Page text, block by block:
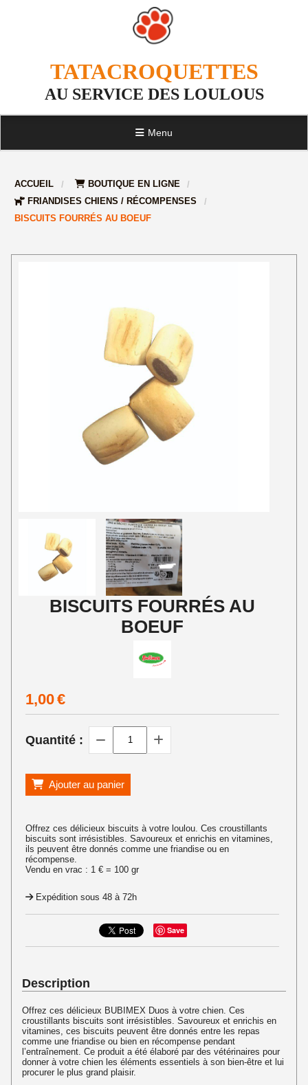
TATACROQUETTES
AU SERVICE DES LOULOUS
Menu
ACCUEIL
BOUTIQUE EN LIGNE
FRIANDISES CHIENS / RÉCOMPENSES
BISCUITS FOURRÉS AU BOEUF
BISCUITS FOURRÉS AU
BOEUF
1,00€
Quantité :
Ajouter au panier
Offrez ces délicieux biscuits à votre loulou. Ces croustillants
biscuits sont irrésistibles. Savoureux et enrichis en vitamines,
ils peuvent être donnés comme une friandise ou en
récompense.
Vendu en vrac : 1 € = 100 gr
Expédition sous 48 à 72h
Save
Description
Offrez ces délicieux BUBIMEX Duos à votre chien. Ces
croustillants biscuits sont irrésistibles. Savoureux et enrichis en
vitamines, ces biscuits peuvent être donnés entre les repas
comme une friandise ou bien en récompense pendant
l’entraînement. Ce produit a été élaboré par des vétérinaires pour
donner à votre chien les éléments essentiels à son bien-être et lui
procurer le plus grand plaisir.